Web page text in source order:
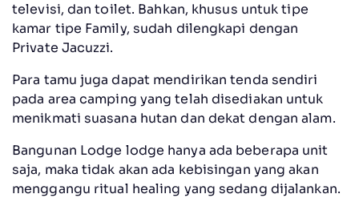
televisi, dan toilet. Bahkan, khusus untuk tipe
kamar tipe Family, sudah dilengkapi dengan
Private Jacuzzi.
Para tamu juga dapat mendirikan tenda sendiri
pada area camping yang telah disediakan untuk
menikmati suasana hutan dan dekat dengan alam.
Bangunan Lodge lodge hanya ada beberapa unit
saja, maka tidak akan ada kebisingan yang akan
menggangu ritual healing yang sedang dijalankan.